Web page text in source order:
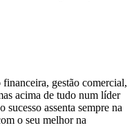
gestão comercial,
acima de tudo num líder
assenta sempre na
o seu melhor na